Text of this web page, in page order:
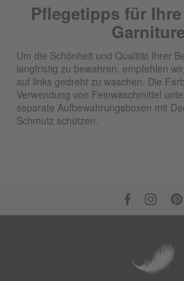
Pflegetipps für
Um die Schönheit und Qualität Ihrer
langfristig zu bewahren, empfehlen
auf links gedreht zu waschen. Die
Verwendung von Feinwaschmittel
separate Aufbewahrungsboxen mit
Schmutz schützen.